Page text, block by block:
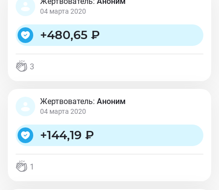
04 марта 2020
+480,65 ₽
3
Жертвователь: Аноним
04 марта 2020
+144,19 ₽
1